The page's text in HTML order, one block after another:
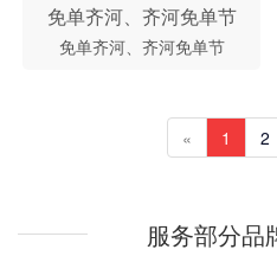
免单齐河、齐河免单节
免单齐河、齐河免单节
« 1 2
服务部分品